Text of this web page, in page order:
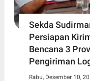
Sekda
Persiapan
Bencana 3
Pengiriman
Rabu, Desember 10,